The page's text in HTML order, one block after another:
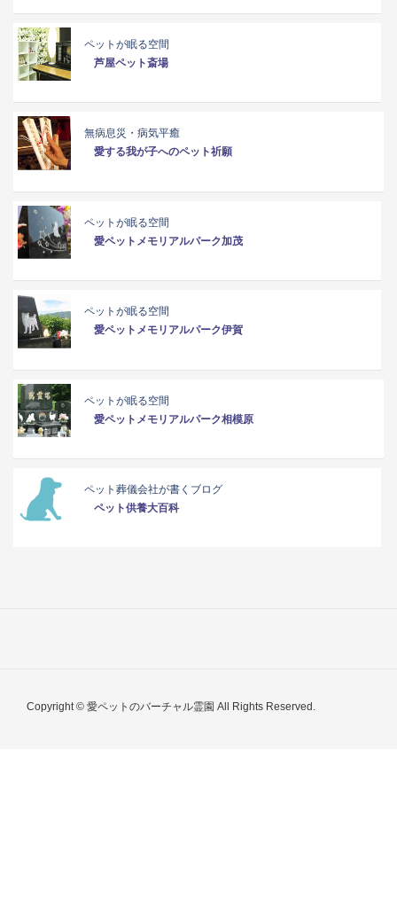
ペットが眠る空間
芦屋ペット斎場
無病息災・病気平癒
愛する我が子へのペット祈願
ペットが眠る空間
愛ペットメモリアルパーク加茂
ペットが眠る空間
愛ペットメモリアルパーク伊賀
ペットが眠る空間
愛ペットメモリアルパーク相模原
ペット葬儀会社が書くブログ
ペット供養大百科
Copyright © 愛ペットのバーチャル霊園 All Rights Reserved.